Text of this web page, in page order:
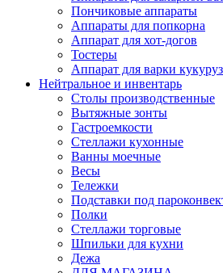
Пончиковые аппараты
Аппараты для попкорна
Аппарат для хот-догов
Тостеры
Аппарат для варки
Нейтральное и инвентарь
Столы производственные
Вытяжные зонты
Гастроемкости
Стеллажи кухонные
Ванны моечные
Весы
Тележки
Подставки под
Полки
Стеллажи торговые
Шпильки для кухни
Дежа